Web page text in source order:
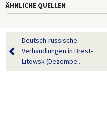
ÄHNLICHE QUELLEN
Deutsch-russische
Verhandlungen in Brest-
Litowsk (Dezembe...